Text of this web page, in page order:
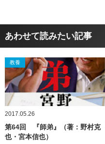
あわせて読みたい記事
教養
2017.05.26
第64回 『師弟』（著：野村克
也・宮本信也）